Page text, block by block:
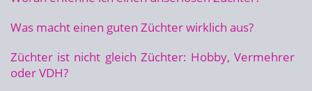
Was macht einen guten Züchter wirklich aus?
Züchter ist nicht gleich Züchter: Hobby, Vermehrer
oder VDH?